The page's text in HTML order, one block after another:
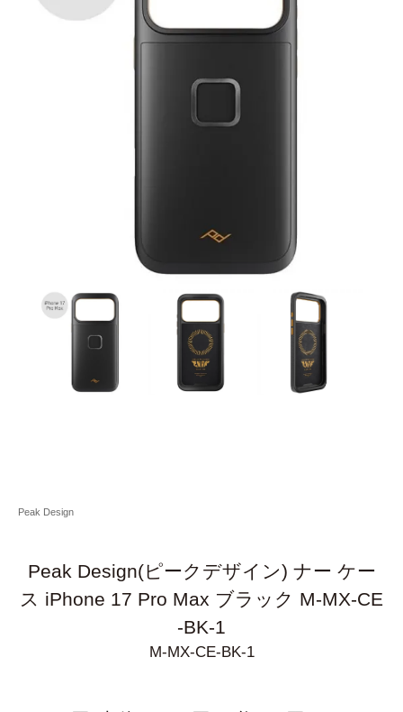
Peak Design
Peak Design(ピークデザイン) ナー ケー
ス iPhone 17 Pro Max ブラック M-MX-CE
-BK-1
M-MX-CE-BK-1